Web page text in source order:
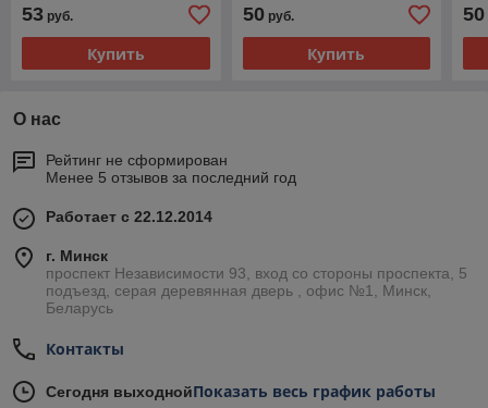
53 руб.
Купить
50руб.
Купить
50
О нас
Рейтинг не сформирован
Менее 5 отзывов за последний год
Работает с 22.12.2014
г. Минск
проспект Независимости 93, вход со стороны проспекта, 5
подъезд, серая деревянная дверь , офис №1, Минск,
Беларусь
Контакты
Сегодня выходнойПоказать весь график работы